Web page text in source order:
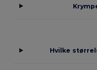
Hvilke